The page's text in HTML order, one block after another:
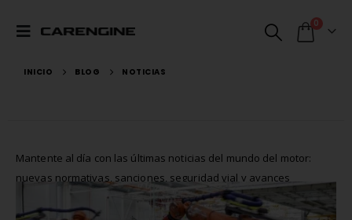
0
INICIO BLOG NOTICIAS
Mantente al día con las últimas noticias del mundo del motor:
nuevas normativas, sanciones, seguridad vial y avances